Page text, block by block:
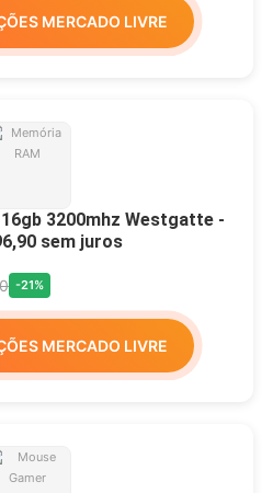
MERCADO LIVRE
3200mhz Westgatte -
sem juros
-21%
MERCADO LIVRE